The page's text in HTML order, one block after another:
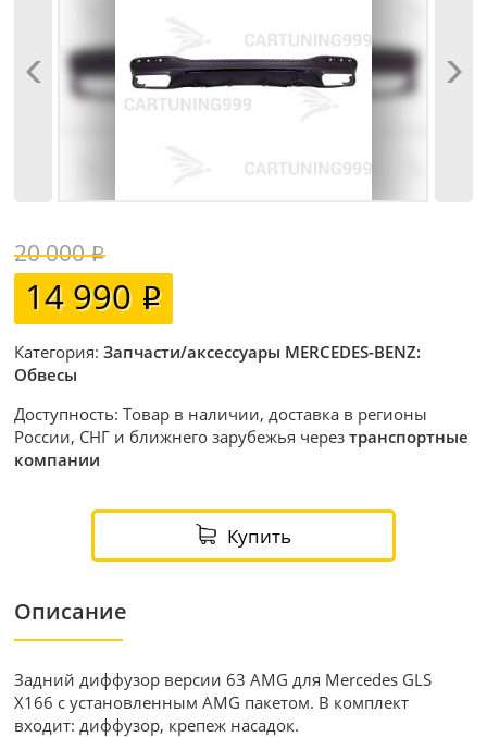
20 000
14 990
Категория:Запчасти/аксессуары MERCEDES-BENZ:
Обвесы
Доступность: Товар в наличии, доставка в регионы
России, СНГ и ближнего зарубежья черезтранспортные
компании
Купить
Описание
Задний диффузор версии 63 AMG для Mercedes GLS
X166 с установленным AMG пакетом. В комплект
входит: диффузор, крепеж насадок.